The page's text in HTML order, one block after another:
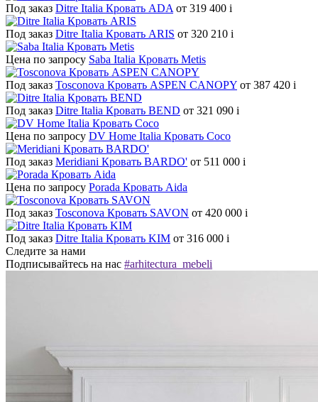
Под заказ Ditre Italia Кровать ADA от 319 400 i
Под заказ Ditre Italia Кровать ARIS от 320 210 i
Цена по запросу Saba Italia Кровать Metis
Под заказ Tosconova Кровать ASPEN CANOPY от 387 420 i
Под заказ Ditre Italia Кровать BEND от 321 090 i
Цена по запросу DV Home Italia Кровать Coco
Под заказ Meridiani Кровать BARDO' от 511 000 i
Цена по запросу Porada Кровать Aida
Под заказ Tosconova Кровать SAVON от 420 000 i
Под заказ Ditre Italia Кровать KIM от 316 000 i
Следите за нами
Подписывайтесь на нас #arhitectura_mebeli